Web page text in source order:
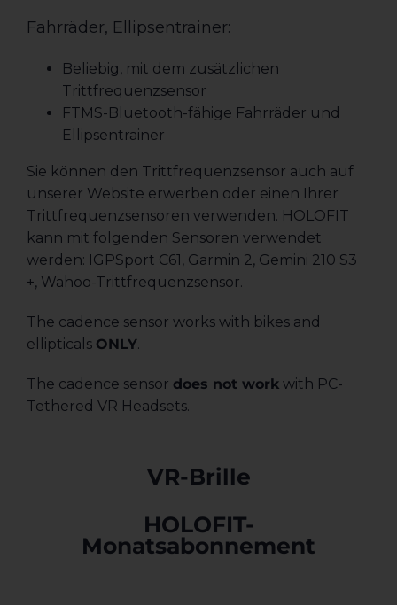
Fahrräder, Ellipsentrainer:
Beliebig, mit dem zusätzlichen
Trittfrequenzsensor
FTMS-Bluetooth-fähige Fahrräder und
Ellipsentrainer
Sie können den Trittfrequenzsensor auch auf
unserer Website erwerben oder einen Ihrer
Trittfrequenzsensoren verwenden. HOLOFIT
kann mit folgenden Sensoren verwendet
werden: IGPSport C61, Garmin 2, Gemini 210 S3
+, Wahoo-Trittfrequenzsensor.
The cadence sensor works with bikes and
ellipticals ONLY.
The cadence sensor does not work with PC-
Tethered VR Headsets.
VR-Brille
HOLOFIT-
Monatsabonnement